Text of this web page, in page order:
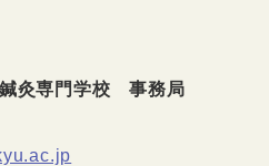
灸専門学校 事務局